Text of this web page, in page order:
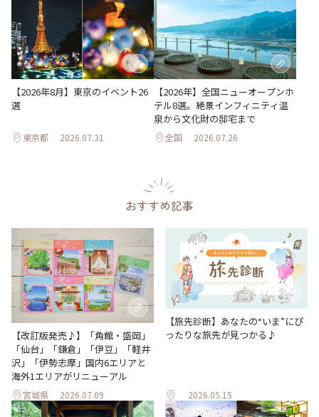
【2026年8月】東京のイベント26
選
東京都 2026.07.31
【2026年】全国ニューオープンホ
テル8選。絶景インフィニティ温
泉から文化財の邸宅まで
全国 2026.07.26
おすすめ記事
【改訂版発売♪】「角館・盛岡」
「仙台」「鎌倉」「伊豆」「軽井
沢」「伊勢志摩」国内6エリアと
海外1エリアがリニューアル
宮城県 2026.07.09
【旅先診断】あなたの“いま”にぴ
ったりな旅先が見つかる♪
2026.05.15